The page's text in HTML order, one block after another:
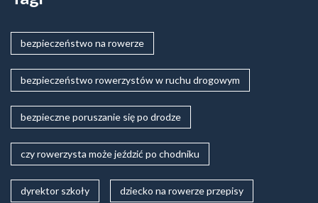
bezpieczeństwo na rowerze
bezpieczeństwo rowerzystów w ruchu drogowym
bezpieczne poruszanie się po drodze
czy rowerzysta może jeździć po chodniku
dyrektor szkoły dziecko na rowerze przepisy